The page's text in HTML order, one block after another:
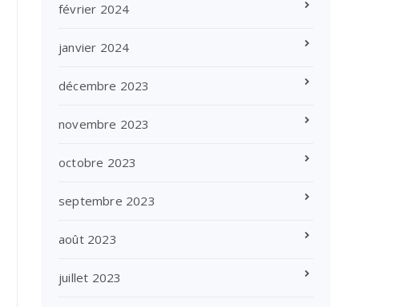
février 2024
janvier 2024
décembre 2023
novembre 2023
octobre 2023
septembre 2023
août 2023
juillet 2023